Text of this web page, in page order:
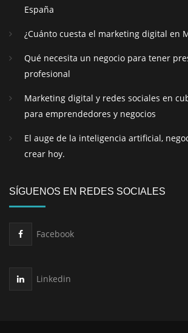
España
¿Cuánto cuesta el marketing digital en
Qué necesita un negocio para tener
profesional
Marketing digital y redes sociales en
para emprendedores y negocios
El auge de la inteligencia artificial,
crear hoy.
SÍGUENOS EN REDES SOCIALES
Facebook
Linkedin